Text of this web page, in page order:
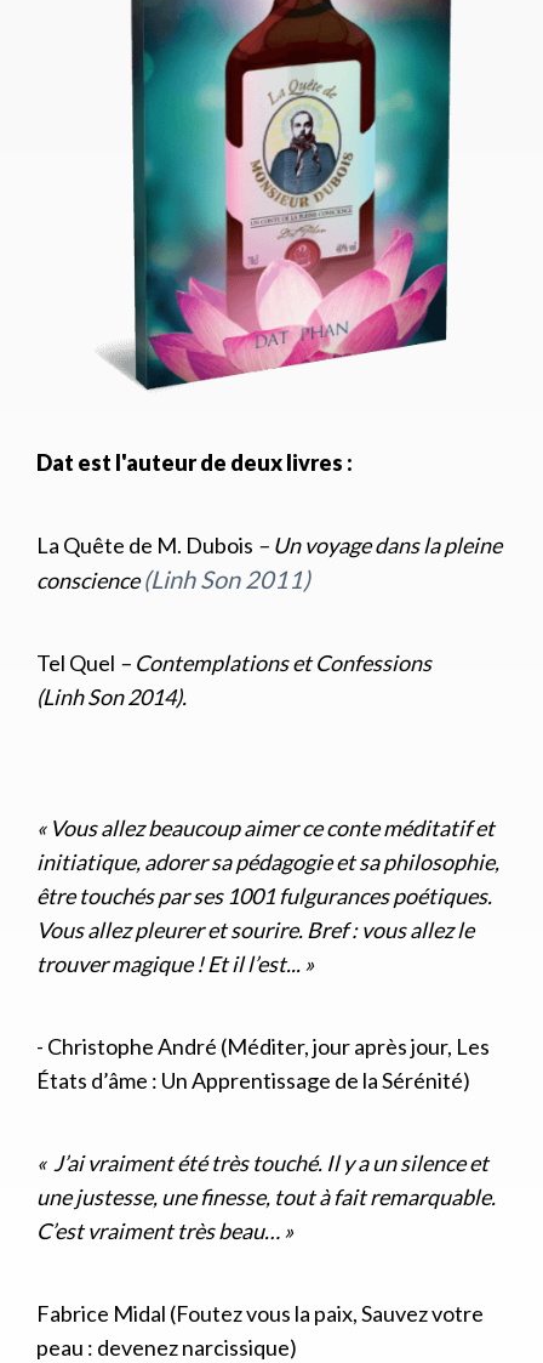
Dat est l'auteur de deux livres :
La Quête de M. Dubois – Un voyage dans la pleine
conscience(Linh Son 2011)
Tel Quel – Contemplations et Confessions
(Linh Son 2014).
« Vous allez beaucoup aimer ce conte méditatif et
initiatique, adorer sa pédagogie et sa philosophie,
être touchés par ses 1001 fulgurances poétiques.
Vous allez pleurer et sourire. Bref : vous allez le
trouver magique ! Et il l’est... »
- Christophe André (Méditer, jour après jour, Les
États d’âme : Un Apprentissage de la Sérénité)
« J’ai vraiment été très touché. Il y a un silence et
une justesse, une finesse, tout à fait remarquable.
C’est vraiment très beau… »
Fabrice Midal (Foutez vous la paix, Sauvez votre
peau : devenez narcissique)